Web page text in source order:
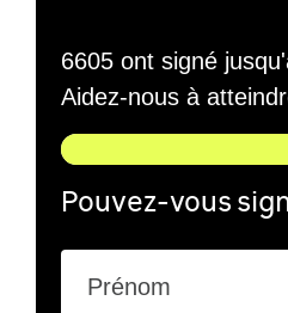
6605 ont signé
Aidez-nous à
Pouvez-vous
Prénom